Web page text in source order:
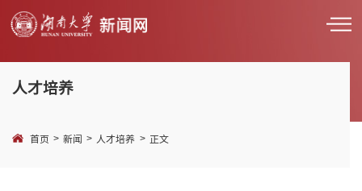
人才培养
首页 > 新闻 > 人才培养 > 正文